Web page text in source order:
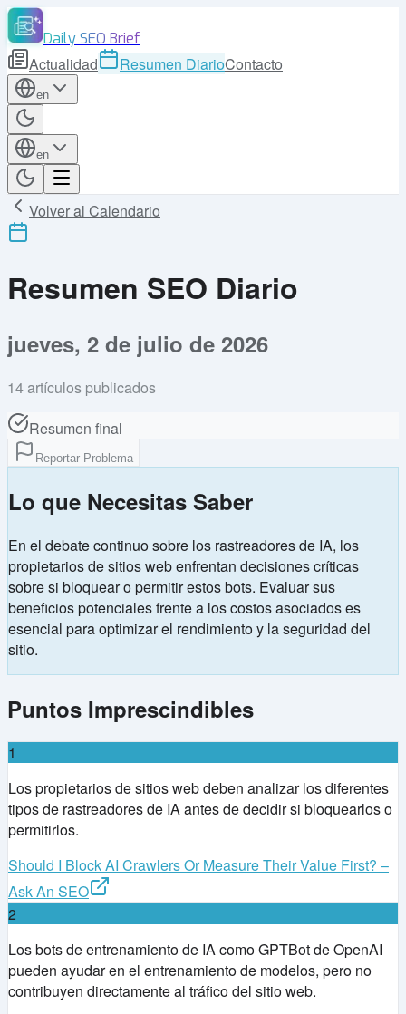
Daily SEO Brief
Actualidad Resumen DiarioContacto
en
en
Volver al Calendario
Resumen SEO Diario
jueves, 2 de julio de 2026
14artículos publicados
Resumen final
Reportar Problema
Lo que Necesitas Saber
En el debate continuo sobre los rastreadores de IA, los
propietarios de sitios web enfrentan decisiones críticas
sobre si bloquear o permitir estos bots. Evaluar sus
beneficios potenciales frente a los costos asociados es
esencial para optimizar el rendimiento y la seguridad del
sitio.
Puntos Imprescindibles
1
Los propietarios de sitios web deben analizar los diferentes
tipos de rastreadores de IA antes de decidir si bloquearlos o
permitirlos.
Should I Block AI Crawlers Or Measure Their Value First? –
Ask An SEO
2
Los bots de entrenamiento de IA como GPTBot de OpenAI
pueden ayudar en el entrenamiento de modelos, pero no
contribuyen directamente al tráfico del sitio web.